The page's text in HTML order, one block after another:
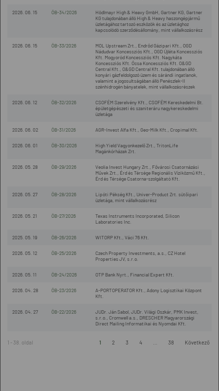
2026. 06. 15 ÖB-34/2026
Hödlmayr High & Heavy GmbH, Gartner KG, Gartner
KG tulajdonában álló High & Heavy haszongépjármű
üzletágához tartozó eszközök és az üzletághoz
kapcsolódó szerződésállomány, mint vállalkozásrész
2026. 06. 15 ÖB-33/2026
MOL Upstream Zrt., Endrőd Gázipari Kft., OGD
Nádudvar Koncessziós Kft., OGD Újléta Koncessziós
Kft. Mogyoród Koncessziós Kft. Nagykáta
Koncessziós Kft. Ócsa Koncessziós Kft. O&GD
Central Kft., O&GD Central Kft. tulajdonában álló
konyári gázfeldolgozó üzem és sárándi ingatlanok,
valamint a jogosultságában álló Penészlek-II
szénhidrogén bányatelek, mint vállalkozásrészek
2026. 06. 12 ÖB-32/2026
CSOFÉM Szerelvény Kft., CSOFÉM Kereskedelmi Bt.
épületgépészeti és szaniteráru nagykereskedelmi
üzletága
2026. 06. 02 ÖB-31/2026 AGR-Invest Alfa Kft., Geo-Milk Kft., Cropimal Kft.
2026. 06. 01 ÖB-30/2026
High Yield Vagyonkezelő Zrt., TritonLife
Magánkórházak Zrt.
2026. 05. 28 ÖB-29/2026
Veolia Invest Hungary Zrt., Fővárosi Csatornázási
Művek Zrt., Érd és Térsége Regionális Víziközmű Kft.,
Érd és Térsége Csatorna-szolgáltató Kft.
2026. 05. 27 ÖB-28/2026
Lipóti Pékség Kft., Univer-Product Zrt. sütőipari
üzletága, mint vállalkozásrész
2026. 05. 21 ÖB-27/2026
Texas Instruments Incorporated, Silicon
Laboratories Inc.
2025. 05. 19 ÖB-26/2026 WITORP Kft., Váci 76 Kft.
2026. 05. 12 ÖB-25/2026
Czech Property Investments, a.s., CZ Hotel
Properties JV, s.r.o.
2026. 05. 11 ÖB-24/2026 OTP Bank Nyrt., Financial Expert Kft.
2026. 04. 28 ÖB-23/2026
A-PORTOPERATOR Kft., Adony Logisztikai Központ
Kft.
2026. 04. 27 ÖB-22/2026
JUDr. Ján Sabol, JUDr. Világi Oszkár, PMK Invest,
s.r.o., Cromwell a.s., DRESCHER Magyarországi
Direct Mailing Informatikai és Nyomdai Kft.
1 - 38. oldal 1 2 3 4 38 Következő